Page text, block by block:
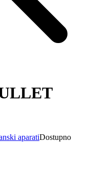
aparatiDostupno